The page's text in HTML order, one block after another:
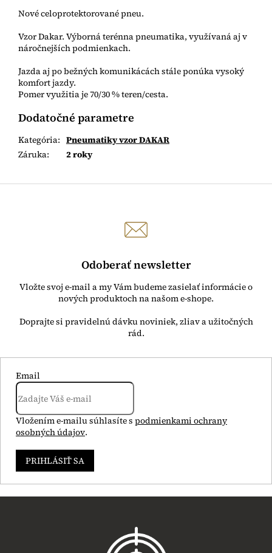
Nové celoprotektorované pneu.
Vzor Dakar. Výborná terénna pneumatika, využívaná aj v
náročnejších podmienkach.
Jazda aj po bežných komunikácách stále ponúka vysoký
komfort jazdy.
Pomer využitia je 70/30 % teren/cesta.
Dodatočné parametre
Kategória: Pneumatiky vzor DAKAR
Záruka: 2 roky
Odoberať newsletter
Vložte svoj e-mail a my Vám budeme zasielať informácie o
nových produktoch na našom e-shope.
Email
Vložením e-mailu súhlasíte s podmienkami ochrany
osobných údajov.
PRIHLÁSIŤ SA